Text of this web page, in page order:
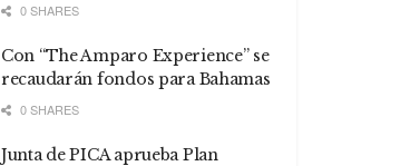
0 SHARES
Con “The Amparo Experience” se
recaudarán fondos para Bahamas
0 SHARES
Junta de PICA aprueba Plan